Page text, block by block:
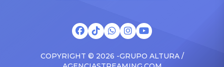
COPYRIGHT © 2026 -GRUPO ALTURA /